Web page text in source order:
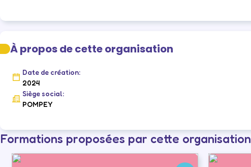
À propos de cette organisation
Date de création:
2024
Siège social:
POMPEY
Formations proposées par cette organisation